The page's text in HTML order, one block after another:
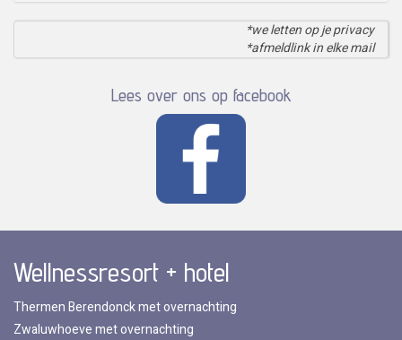
*we letten op je privacy
*afmeldlink in elke mail
Lees over ons op facebook
Wellnessresort + hotel
Thermen Berendonck met overnachting
Zwaluwhoeve met overnachting